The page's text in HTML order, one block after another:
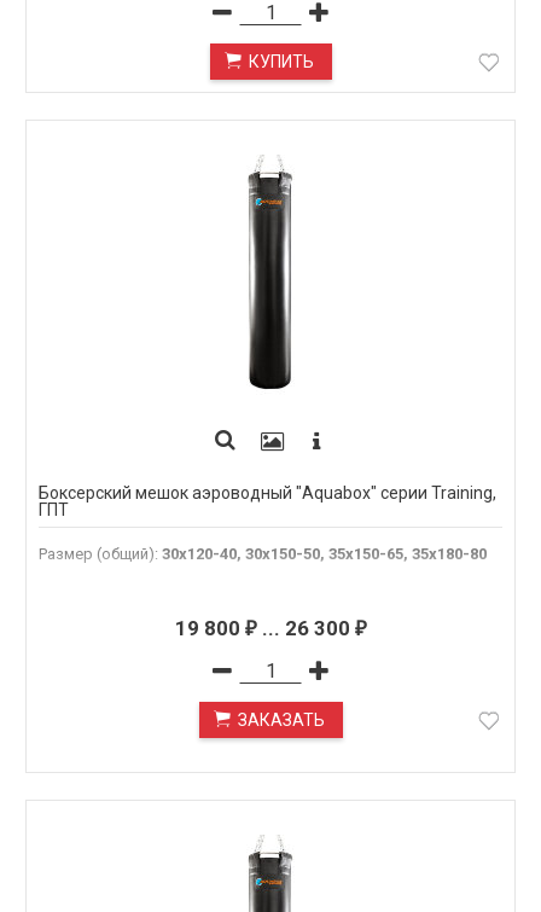
КУПИТЬ
Боксерский мешок аэроводный "Aquabox" серии Training,
ГПТ
Размер (общий): 30х120-40, 30х150-50, 35х150-65, 35х180-80
19 800 ₽... 26 300 ₽
ЗАКАЗАТЬ